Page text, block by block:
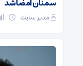
سمنان امضا شد
مدیر سایت